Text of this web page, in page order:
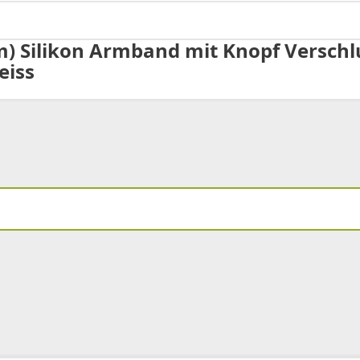
Silikon Armband mit Knopf